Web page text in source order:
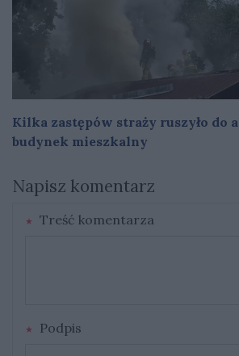
Kilka zastępów straży ruszyło do
budynek mieszkalny
Napisz komentarz
Treść komentarza
Podpis